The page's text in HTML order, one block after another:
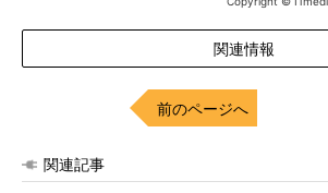
関連情報
前のページへ
関連記事